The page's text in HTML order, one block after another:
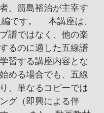
、箭島裕治が主宰す
です。 本講座は、
譜ではなく、他の楽
るのに適した五線譜
習する講座内容とな
める場合でも、五線
、単なるコピーでは
グ（即興による伴